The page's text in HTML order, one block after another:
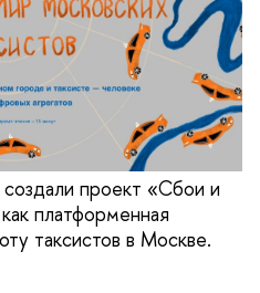
проект «Сбои и
платформенная
таксистов в Москве.